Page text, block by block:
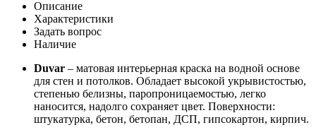
Описание
Характеристики
Задать вопрос
Наличие
Duvar – матовая интерьерная краска на водной основе
для стен и потолков. Обладает высокой укрывистостью,
степенью белизны, паропроницаемостью, легко
наносится, надолго сохраняет цвет. Поверхности:
штукатурка, бетон, бетопан, ДСП, гипсокартон, кирпич.